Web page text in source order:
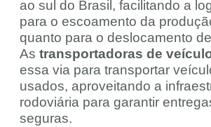
ao sul do Brasil, facilitando a
para o escoamento da
quanto para o deslocamento
As transportadoras de
essa via para transportar
usados, aproveitando a
rodoviária para garantir
seguras.